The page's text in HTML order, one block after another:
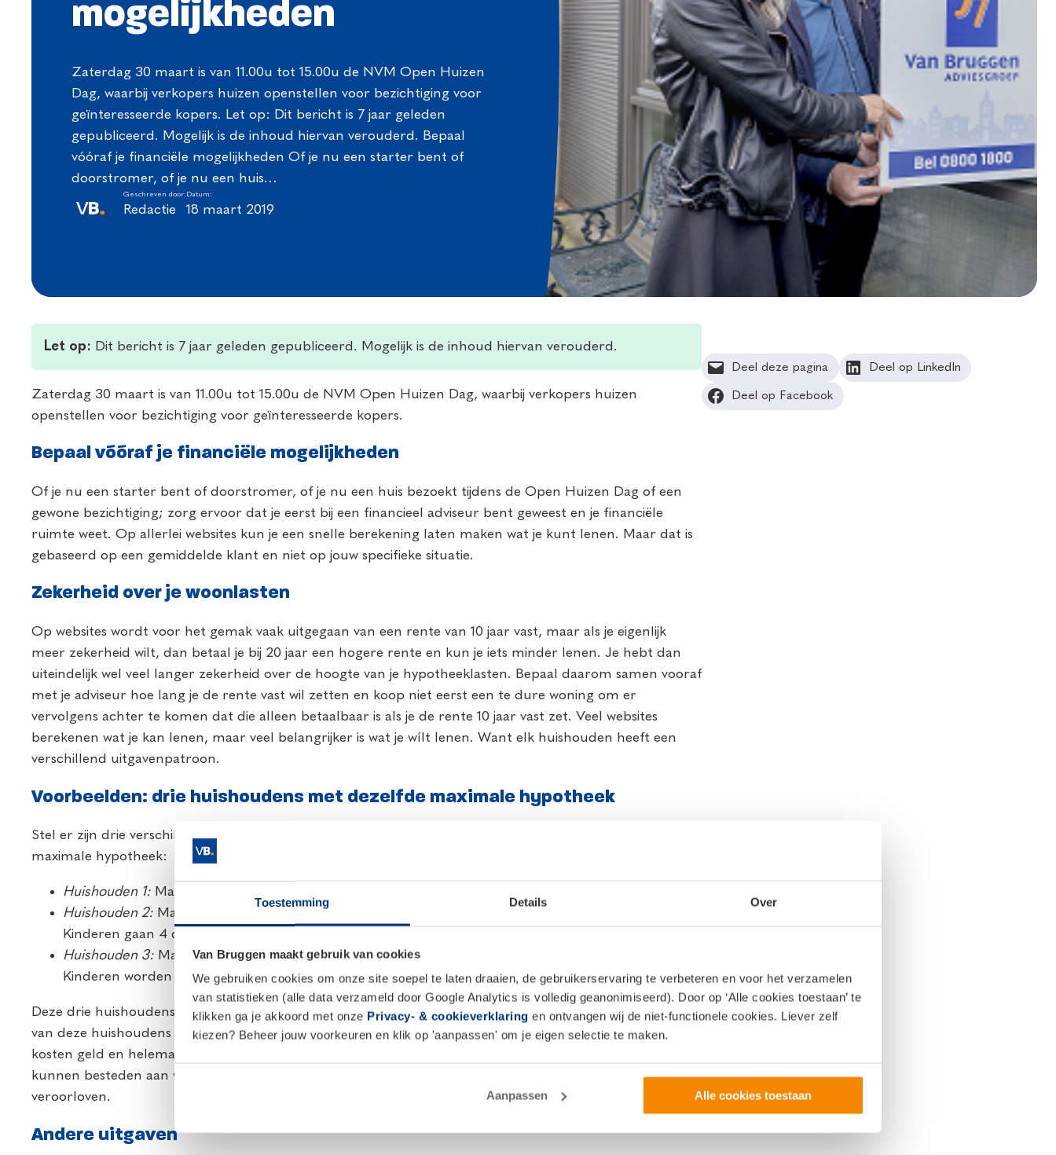
Toestemming Details Over
Van Bruggen maakt gebruik van cookies
We gebruiken cookies om onze site soepel te laten draaien, de gebruikerservaring te verbeteren en voor het verzamelen
van statistieken (alle data verzameld door Google Analytics is volledig geanonimiseerd). Door op ‘Alle cookies toestaan’ te
klikken ga je akkoord met onze Privacy- & cookieverklaring en ontvangen wij de niet-functionele cookies. Liever zelf
kiezen? Beheer jouw voorkeuren en klik op 'aanpassen' om je eigen selectie te maken.
Aanpassen Alle cookies toestaan
mogelijkheden
Zaterdag 30 maart is van 11.00u tot 15.00u de NVM Open Huizen
Dag, waarbij verkopers huizen openstellen voor bezichtiging voor
geïnteresseerde kopers. Let op: Dit bericht is 7 jaar geleden
gepubliceerd. Mogelijk is de inhoud hiervan verouderd. Bepaal
vóóraf je financiële mogelijkheden Of je nu een starter bent of
doorstromer, of je nu een huis…
Geschreven door:
Redactie
Datum:
18 maart 2019
Let op: Dit bericht is 7 jaar geleden gepubliceerd. Mogelijk is de inhoud hiervan verouderd.
Zaterdag 30 maart is van 11.00u tot 15.00u de NVM Open Huizen Dag, waarbij verkopers huizen
openstellen voor bezichtiging voor geïnteresseerde kopers.
Bepaal vóóraf je financiële mogelijkheden
Of je nu een starter bent of doorstromer, of je nu een huis bezoekt tijdens de Open Huizen Dag of een
gewone bezichtiging; zorg ervoor dat je eerst bij een financieel adviseur bent geweest en je financiële
ruimte weet. Op allerlei websites kun je een snelle berekening laten maken wat je kunt lenen. Maar dat is
gebaseerd op een gemiddelde klant en niet op jouw specifieke situatie.
Zekerheid over je woonlasten
Op websites wordt voor het gemak vaak uitgegaan van een rente van 10 jaar vast, maar als je eigenlijk
meer zekerheid wilt, dan betaal je bij 20 jaar een hogere rente en kun je iets minder lenen. Je hebt dan
uiteindelijk wel veel langer zekerheid over de hoogte van je hypotheeklasten. Bepaal daarom samen vooraf
met je adviseur hoe lang je de rente vast wil zetten en koop niet eerst een te dure woning om er
vervolgens achter te komen dat die alleen betaalbaar is als je de rente 10 jaar vast zet. Veel websites
berekenen wat je kan lenen, maar veel belangrijker is wat je wílt lenen. Want elk huishouden heeft een
verschillend uitgavenpatroon.
Voorbeelden: drie huishoudens met dezelfde maximale hypotheek
Stel er zijn drie verschillende huishoudens, drie verschillende uitgavenpatronen, maar wel dezelfde
maximale hypotheek:
Huishouden 1: Man en vrouw, geen kinderen. Inkomens van € 4.000 en € 2.000 per maand.
Huishouden 2: Man en vrouw, 2 kinderen (3 en 6 jaar). Inkomens van € 4.000 en € 2.000 per maand.
Kinderen gaan 4 dagen in de week naar de kinderopvang.
Huishouden 3: Man en vrouw, 2 kinderen (3 en 6 jaar). Inkomens van € 4.000 en € 2.000 per maand.
Kinderen worden na school opgevangen door opa en oma.
Deze drie huishoudens kunnen volgens geldverstrekkers alle drie evenveel lenen. Maar hoeveel geld elk
van deze huishoudens per maand overhouden om aan woonlasten te besteden, verschilt. Kinderen
kosten geld en helemaal als ze naar de kinderopvang gaan. Het eerste huishouden zal veel meer geld
kunnen besteden aan woonlasten dan huishouden 2 en zou zich een hogere hypotheek kunnen
veroorloven.
Andere uitgaven
Deel deze pagina Deel op LinkedIn
Deel op Facebook